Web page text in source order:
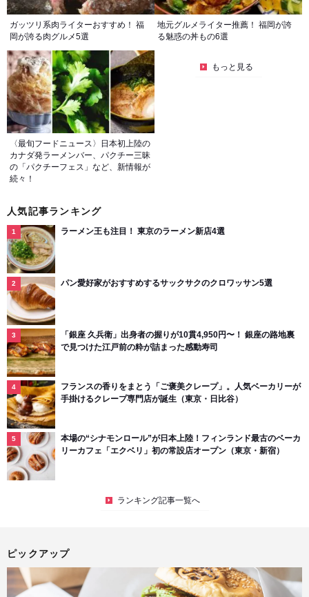
ガッツリ系肉ライターおすすめ！ 福
岡が誇る肉グルメ5選
地元グルメライター推薦！ 福岡が誇
る魅惑の丼もの6選
〈最旬フードニュース〉日本初上陸の
カナダ発ラーメンバー、パクチー三昧
の「パクチーフェス」など、新情報が
続々！
もっと見る
人気記事ランキング
ラーメン王も注目！ 東京のラーメン新店4選
パン愛好家がおすすめするサックサクのクロワッサン5選
「銀座 久兵衛」出身者の握りが10貫4,950円〜！ 銀座の路地裏
で見つけた江戸前の粋が詰まった感動寿司
フランスの香りをまとう「ご褒美クレープ」。人気ベーカリーが
手掛けるクレープ専門店が誕生（東京・日比谷）
本場の“シナモンロール”が日本上陸！フィンランド最古のベーカ
リーカフェ「エクベリ」初の常設店オープン（東京・新宿）
ランキング記事一覧へ
ピックアップ